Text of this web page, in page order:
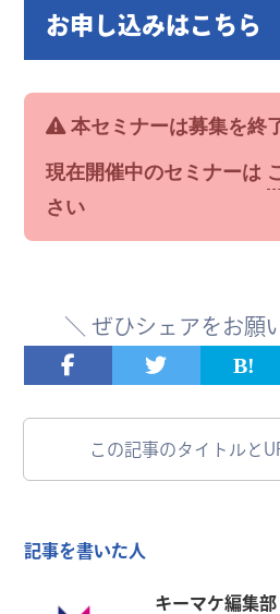
お申し込みはこちら
本セミナーは募集を終
現在開催中のセミナーは
さい
＼ ぜひシェアをお願
この記事のタイトルと
記事を書いた人
キーマケ編集部